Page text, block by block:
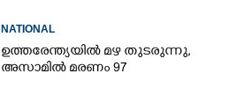
NATIONAL
ഉത്തരേന്ത്യയിൽ മഴ തുടരുന്നു,​
അസാമിൽ മരണം 97